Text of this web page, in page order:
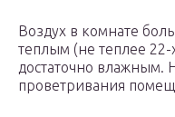
Воздух в комнате
теплым (не теплее 22-
достаточно влажным.
проветривания